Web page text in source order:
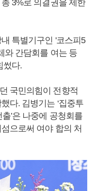
3%로 의결권을 제한
특별기구인 '코스피5
와 간담회를 여는 등
썼다.
국민의힘이 전향적
다. 김병기는 ‘집중투
’은 나중에 공청회를
으로써 여야 합의 처